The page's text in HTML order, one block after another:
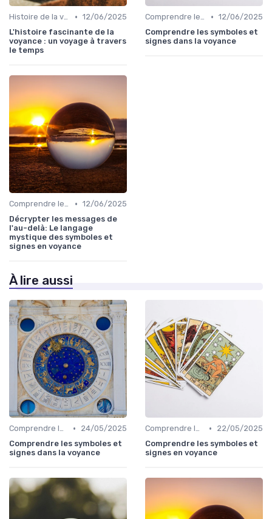
Histoire de la voyance • 12/06/2025
L'histoire fascinante de la
voyance : un voyage à travers
le temps
Comprendre les symboles et signes • 12/06/2025
Comprendre les symboles et
signes dans la voyance
Comprendre les symboles et signes • 12/06/2025
Décrypter les messages de
l'au-delà: Le langage
mystique des symboles et
signes en voyance
À lire aussi
Comprendre les symboles et signes •
24/05/2025
Comprendre les symboles et
signes dans la voyance
Comprendre les symboles et signes •
22/05/2025
Comprendre les symboles et
signes en voyance